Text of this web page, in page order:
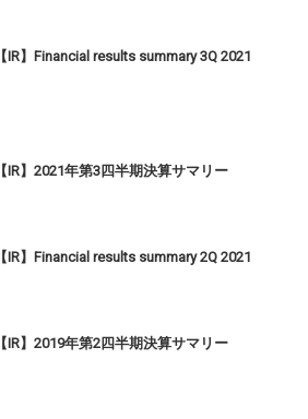
【IR】Financial results summary 3Q 2021
【IR】2021年第3四半期決算サマリー
【IR】Financial results summary 2Q 2021
【IR】2019年第2四半期決算サマリー